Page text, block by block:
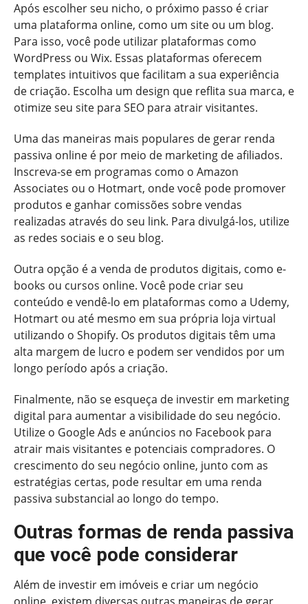
Após escolher seu nicho, o próximo passo é criar
uma plataforma online, como um site ou um blog.
Para isso, você pode utilizar plataformas como
WordPress ou Wix. Essas plataformas oferecem
templates intuitivos que facilitam a sua experiência
de criação. Escolha um design que reflita sua marca, e
otimize seu site para SEO para atrair visitantes.
Uma das maneiras mais populares de gerar renda
passiva online é por meio de marketing de afiliados.
Inscreva-se em programas como o Amazon
Associates ou o Hotmart, onde você pode promover
produtos e ganhar comissões sobre vendas
realizadas através do seu link. Para divulgá-los, utilize
as redes sociais e o seu blog.
Outra opção é a venda de produtos digitais, como e-
books ou cursos online. Você pode criar seu
conteúdo e vendê-lo em plataformas como a Udemy,
Hotmart ou até mesmo em sua própria loja virtual
utilizando o Shopify. Os produtos digitais têm uma
alta margem de lucro e podem ser vendidos por um
longo período após a criação.
Finalmente, não se esqueça de investir em marketing
digital para aumentar a visibilidade do seu negócio.
Utilize o Google Ads e anúncios no Facebook para
atrair mais visitantes e potenciais compradores. O
crescimento do seu negócio online, junto com as
estratégias certas, pode resultar em uma renda
passiva substancial ao longo do tempo.
Outras formas de renda passiva
que você pode considerar
Além de investir em imóveis e criar um negócio